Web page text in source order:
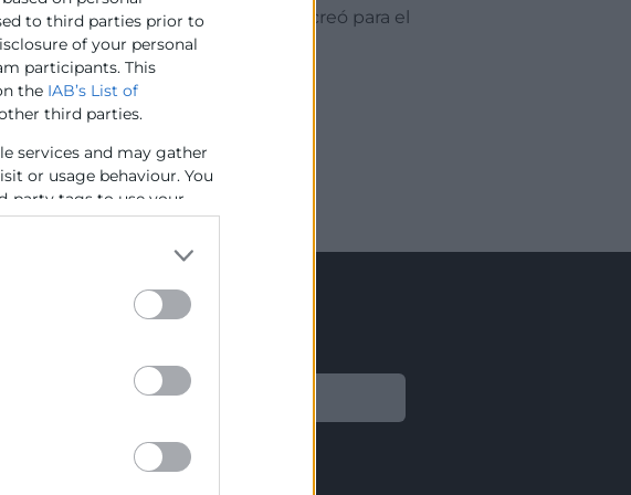
to third parties prior to
of your personal
participants. This
the IAB’s List of
third parties.
services and may gather
or usage behaviour. You
party tags to use your
section.
de la Junta Magna que se creó para el
Aviso legal